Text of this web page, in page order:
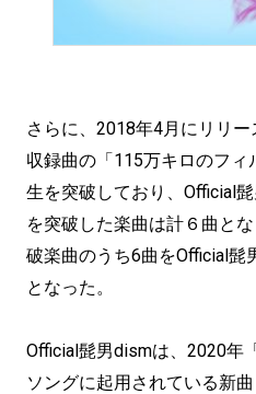
さらに、2018年4月にリリー
収録曲の「115万キロのフ
生を突破しており、Official
を突破した楽曲は計６曲と
破楽曲のうち6曲をOfficial髭
となった。
Official髭男dismは、2020年
ソングに起用されている新